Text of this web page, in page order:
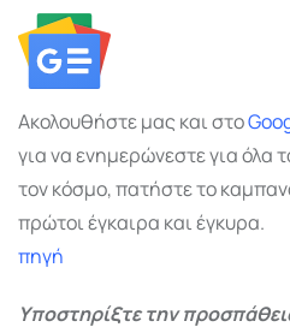
Ακολουθήστε μας και στο
για να ενημερώνεστε για όλα
τον κόσμο, πατήστε το
πρώτοι έγκαιρα και έγκυρα.
πηγή
Υποστηρίξτε την